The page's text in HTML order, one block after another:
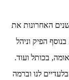
מזרחי העומד מאחורי החברה. ניהל ב17 השנים האחרונות את
הפיק וניהל
בכותל ועוד.
לנו וברמה